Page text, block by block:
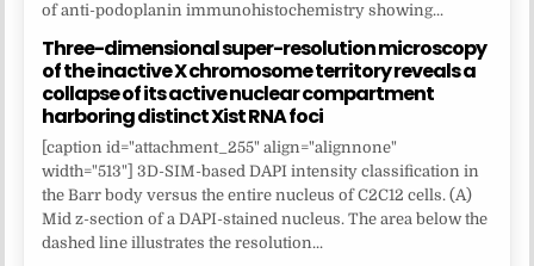
of anti-podoplanin immunohistochemistry showing...
Three-dimensional super-resolution microscopy
of the inactive X chromosome territory reveals a
collapse of its active nuclear compartment
harboring distinct Xist RNA foci
[caption id="attachment_255" align="alignnone"
width="513"] 3D-SIM-based DAPI intensity classification in
the Barr body versus the entire nucleus of C2C12 cells. (A)
Mid z-section of a DAPI-stained nucleus. The area below the
dashed line illustrates the resolution...